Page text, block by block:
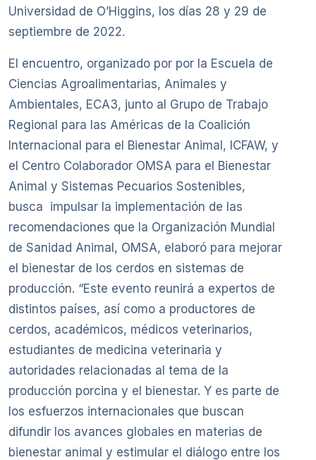
Universidad de O’Higgins, los días 28 y 29 de
septiembre de 2022.
El encuentro, organizado por por la Escuela de
Ciencias Agroalimentarias, Animales y
Ambientales, ECA3, junto al Grupo de Trabajo
Regional para las Américas de la Coalición
Internacional para el Bienestar Animal, ICFAW, y
el Centro Colaborador OMSA para el Bienestar
Animal y Sistemas Pecuarios Sostenibles,
busca impulsar la implementación de las
recomendaciones que la Organización Mundial
de Sanidad Animal, OMSA, elaboró para mejorar
el bienestar de los cerdos en sistemas de
producción. “Este evento reunirá a expertos de
distintos países, así como a productores de
cerdos, académicos, médicos veterinarios,
estudiantes de medicina veterinaria y
autoridades relacionadas al tema de la
producción porcina y el bienestar. Y es parte de
los esfuerzos internacionales que buscan
difundir los avances globales en materias de
bienestar animal y estimular el diálogo entre los